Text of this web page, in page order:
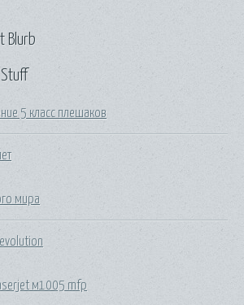
5 класс плешаков
мира
м1005 mfp
Blurb